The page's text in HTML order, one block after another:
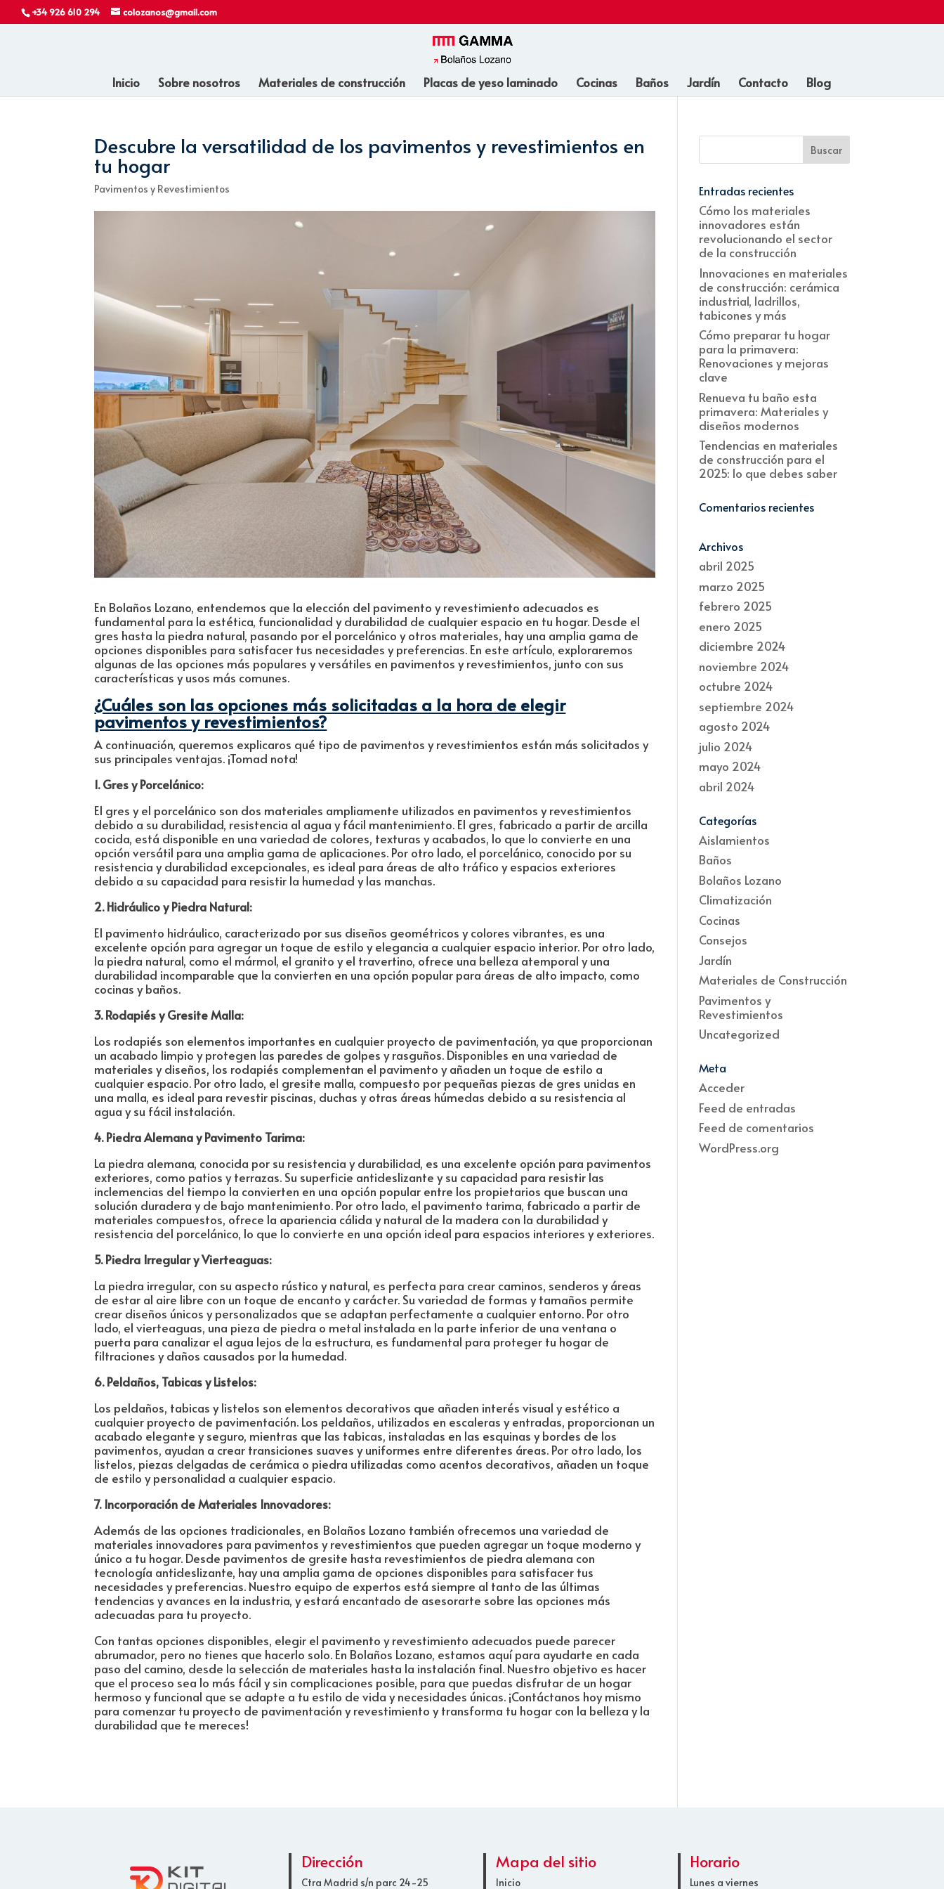
+34 926 610 294 colozanos@gmail.com
Inicio Sobre nosotros Materiales de construcción Placas de yeso laminado Cocinas Baños Jardín Contacto Blog
Descubre la versatilidad de los pavimentos y revestimientos en
tu hogar
Pavimentos y Revestimientos
En Bolaños Lozano, entendemos que la elección del pavimento y revestimiento adecuados es
fundamental para la estética, funcionalidad y durabilidad de cualquier espacio en tu hogar. Desde el
gres hasta la piedra natural, pasando por el porcelánico y otros materiales, hay una amplia gama de
opciones disponibles para satisfacer tus necesidades y preferencias. En este artículo, exploraremos
algunas de las opciones más populares y versátiles en pavimentos y revestimientos, junto con sus
características y usos más comunes.
¿Cuáles son las opciones más solicitadas a la hora de elegir
pavimentos y revestimientos?
A continuación, queremos explicaros qué tipo de pavimentos y revestimientos están más solicitados y
sus principales ventajas. ¡Tomad nota!
1. Gres y Porcelánico:
El gres y el porcelánico son dos materiales ampliamente utilizados en pavimentos y revestimientos
debido a su durabilidad, resistencia al agua y fácil mantenimiento. El gres, fabricado a partir de arcilla
cocida, está disponible en una variedad de colores, texturas y acabados, lo que lo convierte en una
opción versátil para una amplia gama de aplicaciones. Por otro lado, el porcelánico, conocido por su
resistencia y durabilidad excepcionales, es ideal para áreas de alto tráfico y espacios exteriores
debido a su capacidad para resistir la humedad y las manchas.
2. Hidráulico y Piedra Natural:
El pavimento hidráulico, caracterizado por sus diseños geométricos y colores vibrantes, es una
excelente opción para agregar un toque de estilo y elegancia a cualquier espacio interior. Por otro lado,
la piedra natural, como el mármol, el granito y el travertino, ofrece una belleza atemporal y una
durabilidad incomparable que la convierten en una opción popular para áreas de alto impacto, como
cocinas y baños.
3. Rodapiés y Gresite Malla:
Los rodapiés son elementos importantes en cualquier proyecto de pavimentación, ya que proporcionan
un acabado limpio y protegen las paredes de golpes y rasguños. Disponibles en una variedad de
materiales y diseños, los rodapiés complementan el pavimento y añaden un toque de estilo a
cualquier espacio. Por otro lado, el gresite malla, compuesto por pequeñas piezas de gres unidas en
una malla, es ideal para revestir piscinas, duchas y otras áreas húmedas debido a su resistencia al
agua y su fácil instalación.
4. Piedra Alemana y Pavimento Tarima:
La piedra alemana, conocida por su resistencia y durabilidad, es una excelente opción para pavimentos
exteriores, como patios y terrazas. Su superficie antideslizante y su capacidad para resistir las
inclemencias del tiempo la convierten en una opción popular entre los propietarios que buscan una
solución duradera y de bajo mantenimiento. Por otro lado, el pavimento tarima, fabricado a partir de
materiales compuestos, ofrece la apariencia cálida y natural de la madera con la durabilidad y
resistencia del porcelánico, lo que lo convierte en una opción ideal para espacios interiores y exteriores.
5. Piedra Irregular y Vierteaguas:
La piedra irregular, con su aspecto rústico y natural, es perfecta para crear caminos, senderos y áreas
de estar al aire libre con un toque de encanto y carácter. Su variedad de formas y tamaños permite
crear diseños únicos y personalizados que se adaptan perfectamente a cualquier entorno. Por otro
lado, el vierteaguas, una pieza de piedra o metal instalada en la parte inferior de una ventana o
puerta para canalizar el agua lejos de la estructura, es fundamental para proteger tu hogar de
filtraciones y daños causados por la humedad.
6. Peldaños, Tabicas y Listelos:
Los peldaños, tabicas y listelos son elementos decorativos que añaden interés visual y estético a
cualquier proyecto de pavimentación. Los peldaños, utilizados en escaleras y entradas, proporcionan un
acabado elegante y seguro, mientras que las tabicas, instaladas en las esquinas y bordes de los
pavimentos, ayudan a crear transiciones suaves y uniformes entre diferentes áreas. Por otro lado, los
listelos, piezas delgadas de cerámica o piedra utilizadas como acentos decorativos, añaden un toque
de estilo y personalidad a cualquier espacio.
7. Incorporación de Materiales Innovadores:
Además de las opciones tradicionales, en Bolaños Lozano también ofrecemos una variedad de
materiales innovadores para pavimentos y revestimientos que pueden agregar un toque moderno y
único a tu hogar. Desde pavimentos de gresite hasta revestimientos de piedra alemana con
tecnología antideslizante, hay una amplia gama de opciones disponibles para satisfacer tus
necesidades y preferencias. Nuestro equipo de expertos está siempre al tanto de las últimas
tendencias y avances en la industria, y estará encantado de asesorarte sobre las opciones más
adecuadas para tu proyecto.
Con tantas opciones disponibles, elegir el pavimento y revestimiento adecuados puede parecer
abrumador, pero no tienes que hacerlo solo. En Bolaños Lozano, estamos aquí para ayudarte en cada
paso del camino, desde la selección de materiales hasta la instalación final. Nuestro objetivo es hacer
que el proceso sea lo más fácil y sin complicaciones posible, para que puedas disfrutar de un hogar
hermoso y funcional que se adapte a tu estilo de vida y necesidades únicas. ¡Contáctanos hoy mismo
para comenzar tu proyecto de pavimentación y revestimiento y transforma tu hogar con la belleza y la
durabilidad que te mereces!
Entradas recientes
Cómo los materiales
innovadores están
revolucionando el sector
de la construcción
Innovaciones en materiales
de construcción: cerámica
industrial, ladrillos,
tabicones y más
Cómo preparar tu hogar
para la primavera:
Renovaciones y mejoras
clave
Renueva tu baño esta
primavera: Materiales y
diseños modernos
Tendencias en materiales
de construcción para el
2025: lo que debes saber
Comentarios recientes
Archivos
abril 2025
marzo 2025
febrero 2025
enero 2025
diciembre 2024
noviembre 2024
octubre 2024
septiembre 2024
agosto 2024
julio 2024
mayo 2024
abril 2024
Categorías
Aislamientos
Baños
Bolaños Lozano
Climatización
Cocinas
Consejos
Jardín
Materiales de Construcción
Pavimentos y
Revestimientos
Uncategorized
Meta
Acceder
Feed de entradas
Feed de comentarios
WordPress.org
Dirección
Ctra Madrid s/n parc 24-25
Mapa del sitio
Inicio
Horario
Lunes a viernes